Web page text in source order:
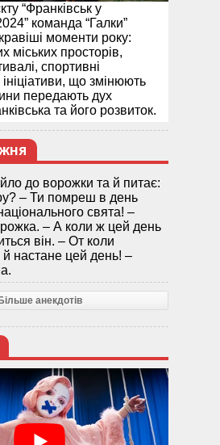
“Франківськ у
команда “Галки”
моменти року:
міських просторів,
спортивні
що змінюють
передають дух
та його розвиток.
до ворожки та й питає:
– Ти помреш в день
свята! –
– А коли ж цей день
він. – От коли
й настане цей день! –
анекдотів